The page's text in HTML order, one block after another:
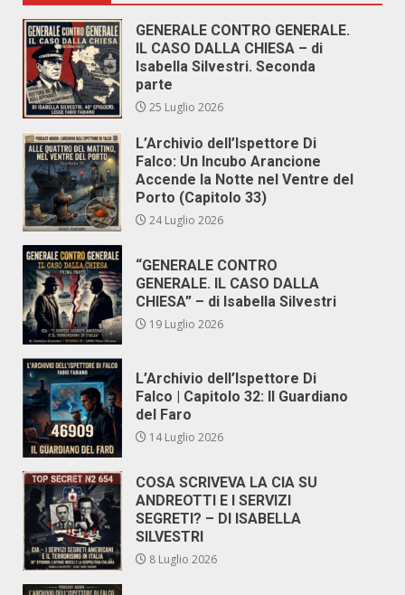
GENERALE CONTRO GENERALE.
IL CASO DALLA CHIESA – di
Isabella Silvestri. Seconda
parte
25 Luglio 2026
L’Archivio dell’Ispettore Di
Falco: Un Incubo Arancione
Accende la Notte nel Ventre del
Porto (Capitolo 33)
24 Luglio 2026
“GENERALE CONTRO
GENERALE. IL CASO DALLA
CHIESA” – di Isabella Silvestri
19 Luglio 2026
L’Archivio dell’Ispettore Di
Falco | Capitolo 32: Il Guardiano
del Faro
14 Luglio 2026
COSA SCRIVEVA LA CIA SU
ANDREOTTI E I SERVIZI
SEGRETI? – DI ISABELLA
SILVESTRI
8 Luglio 2026